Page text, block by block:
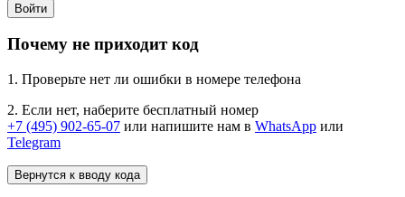
Войти
Почему не приходит код
1. Проверьте нет ли ошибки в номере телефона
2. Если нет, наберите бесплатный номер
+7 (495) 902-65-07 или напишите нам в WhatsApp или
Telegram
Вернутся к вводу кода